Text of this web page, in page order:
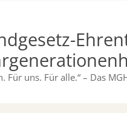
Für uns. Für alle.“ – Das